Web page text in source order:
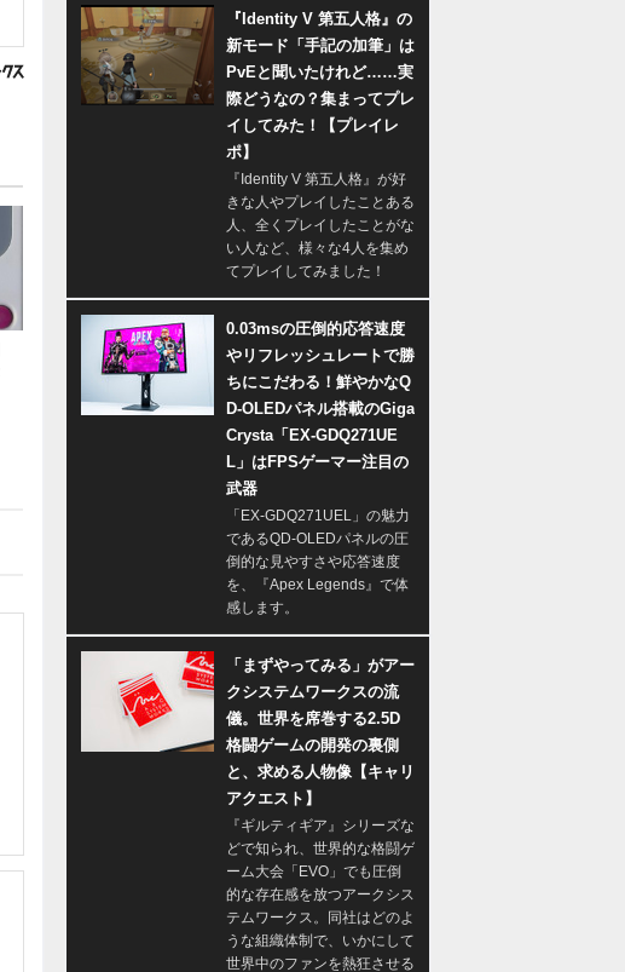
『Identity V 第五人格』の
新モード「手記の加筆」は
PvEと聞いたけれど……実
際どうなの？集まってプレ
イしてみた！【プレイレ
ポ】
『Identity V 第五人格』が好
きな人やプレイしたことある
人、全くプレイしたことがな
い人など、様々な4人を集め
てプレイしてみました！
0.03msの圧倒的応答速度
やリフレッシュレートで勝
ちにこだわる！鮮やかなQ
D-OLEDパネル搭載のGiga
Crysta「EX-GDQ271UE
L」はFPSゲーマー注目の
武器
「EX-GDQ271UEL」の魅力
であるQD-OLEDパネルの圧
倒的な見やすさや応答速度
を、『Apex Legends』で体
感します。
「まずやってみる」がアー
クシステムワークスの流
儀。世界を席巻する2.5D
格闘ゲームの開発の裏側
と、求める人物像【キャリ
アクエスト】
『ギルティギア』シリーズな
どで知られ、世界的な格闘ゲ
ーム大会「EVO」でも圧倒
的な存在感を放つアークシス
テムワークス。同社はどのよ
うな組織体制で、いかにして
世界中のファンを熱狂させる